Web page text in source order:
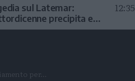
sul Latemar:
precipita e
12:35
per...